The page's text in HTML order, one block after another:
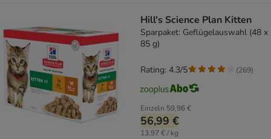
Hill's Science Plan Kitten
Sparpaket: Geflügelauswahl (48 x
85 g)
Einzeln 59,96 €
56,99 €
13,97 € / kg
Rating: 4.3/5 (269)